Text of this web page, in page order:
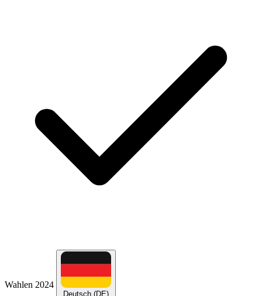
Wahlen 2024
Deutsch (DE)